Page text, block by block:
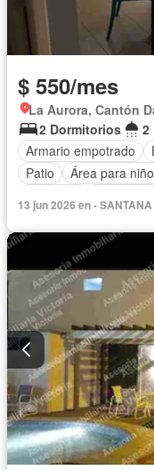
$ 550/mes
La Aurora, Cantón
2 Dormitorios
2
Armario empotrado
Patio
Área para
Electricidad
Acceso para personas
Solo familias
13 jun 2026 en -